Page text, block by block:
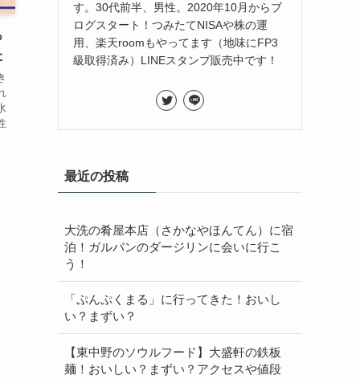
す。30代前半、男性。2020年10月からブ
ログスタート！つみたてNISAや株の運
用、楽天roomもやってます（地味にFP3
級取得済み）LINEスタンプ販売中です！
最近の投稿
大洗の肴屋本店（さかなやほんてん）に宿
泊！ガルパンのダージリンに会いに行こ
う！
「ぷんぷくまる」に行ってきた！おいし
い？まずい？
【東中野のソウルフード】大盛軒の鉄板
麺！おいしい？まずい？アクセスや値段